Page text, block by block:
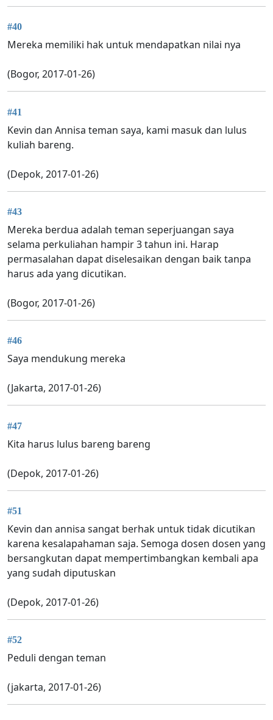
#40
Mereka memiliki hak untuk mendapatkan nilai nya
(Bogor, 2017-01-26)
#41
Kevin dan Annisa teman saya, kami masuk dan lulus
kuliah bareng.
(Depok, 2017-01-26)
#43
Mereka berdua adalah teman seperjuangan saya
selama perkuliahan hampir 3 tahun ini. Harap
permasalahan dapat diselesaikan dengan baik tanpa
harus ada yang dicutikan.
(Bogor, 2017-01-26)
#46
Saya mendukung mereka
(Jakarta, 2017-01-26)
#47
Kita harus lulus bareng bareng
(Depok, 2017-01-26)
#51
Kevin dan annisa sangat berhak untuk tidak dicutikan
karena kesalapahaman saja. Semoga dosen dosen yang
bersangkutan dapat mempertimbangkan kembali apa
yang sudah diputuskan
(Depok, 2017-01-26)
#52
Peduli dengan teman
(jakarta, 2017-01-26)